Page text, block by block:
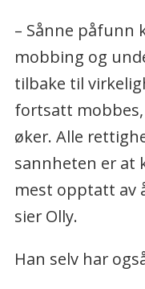
– Sånne påfunn
mobbing og
tilbake til
fortsatt
øker. Alle
sannheten er at
mest opptatt av
sier Olly.
Han selv har